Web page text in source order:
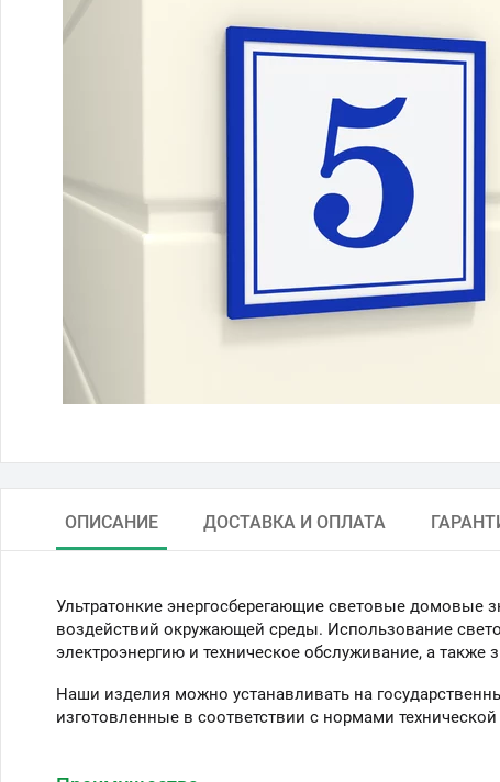
ОПИСАНИЕ ДОСТАВКА И ОПЛАТА
Ультратонкие энергосберегающие световые домовые
воздействий окружающей среды. Использование
электроэнергию и техническое обслуживание, а также
Наши изделия можно устанавливать на
изготовленные в соответствии с нормами